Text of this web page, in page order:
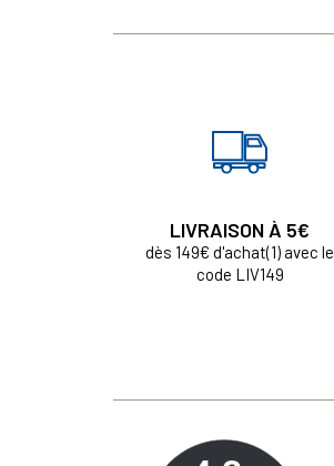
LIVRAISON À 5€
dès 149€ d'achat(1) avec le
code LIV149